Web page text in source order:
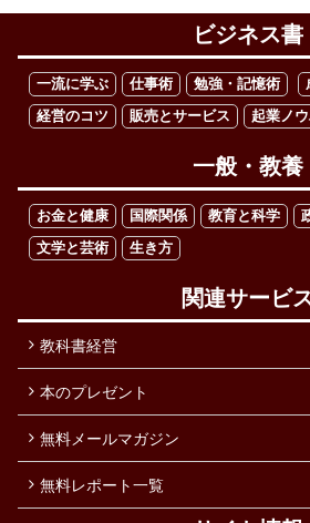
ビジネス書
一流に学ぶ 仕事術 勉強・記憶術
経営のコツ
販売とサービス 起業ノ
一般・教養
お金と健康 国際関係 教育と科学
文学と芸術
生き方
関連サービ
教科書経営
本のプレゼント
無料メールマガジン
無料レポート一覧